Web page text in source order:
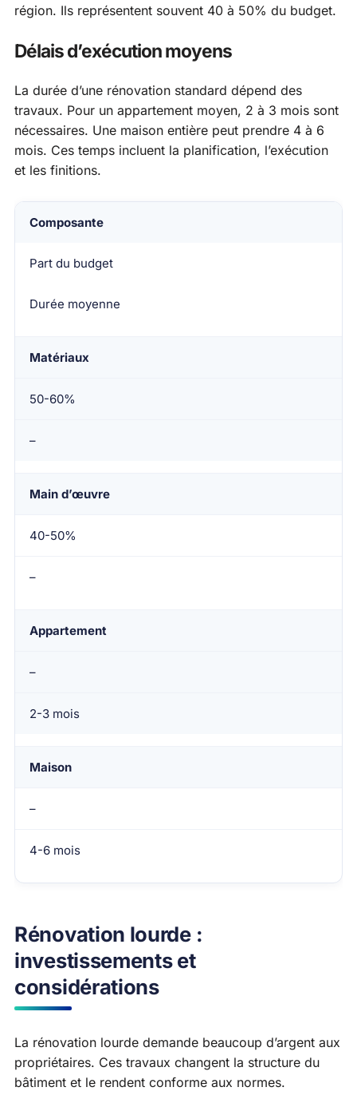
région. Ils représentent souvent 40 à 50% du budget.
Délais d’exécution moyens
La durée d’une rénovation standard dépend des
travaux. Pour un appartement moyen, 2 à 3 mois sont
nécessaires. Une maison entière peut prendre 4 à 6
mois. Ces temps incluent la planification, l’exécution
et les finitions.
Composante
Part du budget
Durée moyenne
Matériaux
50-60%
–
Main d’œuvre
40-50%
–
Appartement
–
2-3 mois
Maison
–
4-6 mois
Rénovation lourde :
investissements et
considérations
La rénovation lourde demande beaucoup d’argent aux
propriétaires. Ces travaux changent la structure du
bâtiment et le rendent conforme aux normes.